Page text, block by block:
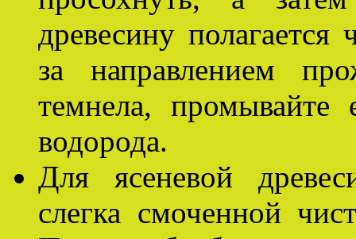
древесину
за направлением
темнела,
водорода.
Для ясеневой
слегка смоченной